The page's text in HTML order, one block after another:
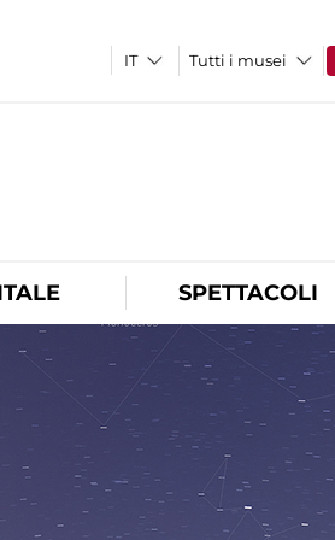
Tutti i musei
SPETTACOLI